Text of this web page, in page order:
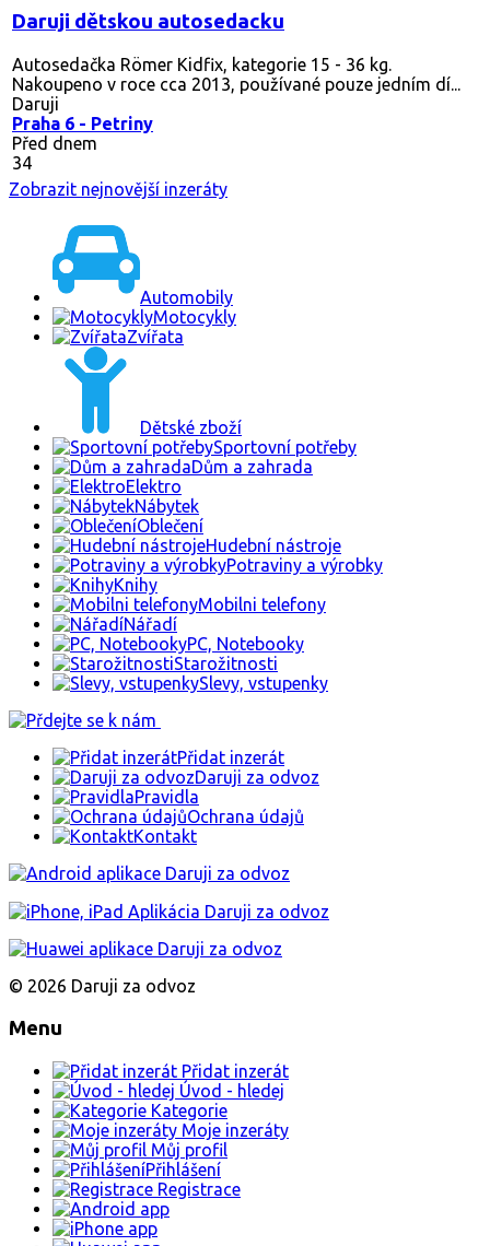
Daruji dětskou autosedacku
Autosedačka Römer Kidfix, kategorie 15 - 36 kg.
Nakoupeno v roce cca 2013, používané pouze jedním dí...
Daruji
Praha 6 - Petriny
Před dnem
34
Zobrazit nejnovější inzeráty
Automobily
Motocykly
Zvířata
Dětské zboží
Sportovní potřeby
Dům a zahrada
Elektro
Nábytek
Oblečení
Hudební nástroje
Potraviny a výrobky
Knihy
Mobilni telefony
Nářadí
PC, Notebooky
Starožitnosti
Slevy, vstupenky
Přidat inzerát
Daruji za odvoz
Pravidla
Ochrana údajů
Kontakt
© 2026 Daruji za odvoz
Menu
Přidat inzerát
Úvod - hledej
Kategorie
Moje inzeráty
Můj profil
Přihlášení
Registrace